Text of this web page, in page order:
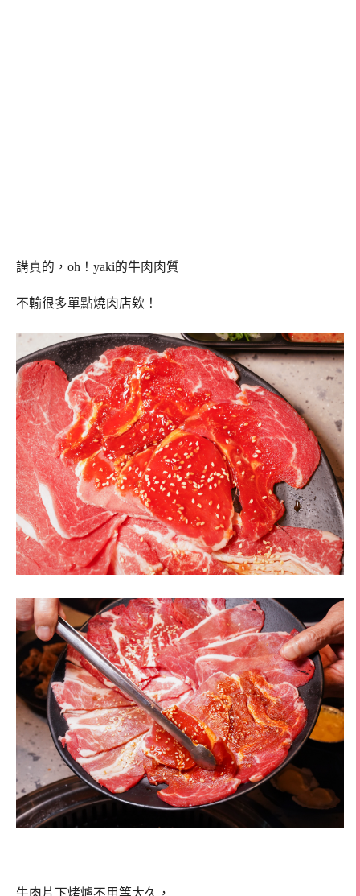
講真的，oh！yaki的牛肉肉質
不輸很多單點燒肉店欸！
牛肉片下烤爐不用等太久，